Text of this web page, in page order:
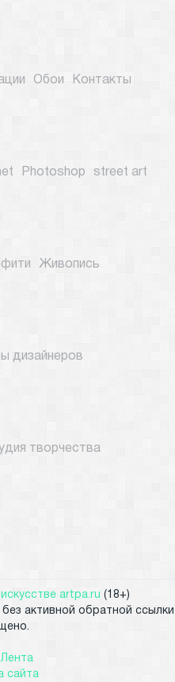
Обои Контакты
Photoshop street art
Живопись
дизайнеров
творчества
artpa.ru (18+)
активной обратной ссылки
Лента
сайта